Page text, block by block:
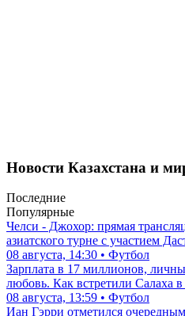
Новости Казахстана и
Последние
Популярные
Челси - Джохор: прямая
азиатского турне с участием
08 августа, 14:30 • Футбол
Зарплата в 17 миллионов,
любовь. Как встретили Салаха
08 августа, 13:59 • Футбол
Иан Гэрри отметился